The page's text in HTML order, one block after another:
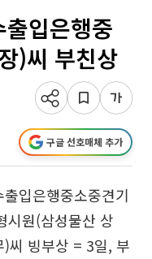
입은행중
)씨 부친상
구글 선호매체 추가
입은행중소중견기
시원(삼성물산 상
)씨 빙부상 = 3일, 부